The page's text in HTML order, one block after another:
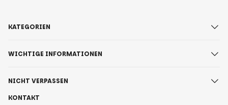
KONTAKT
KATEGORIEN
WICHTIGE INFORMATIONEN
NICHT VERPASSEN